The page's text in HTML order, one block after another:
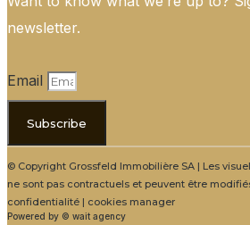
newsletter.
Email
Subscribe
© Copyright Grossfeld Immobilière SA | Les
ne sont pas contractuels et peuvent être
confidentialité | cookies manager
Powered by © wait agency